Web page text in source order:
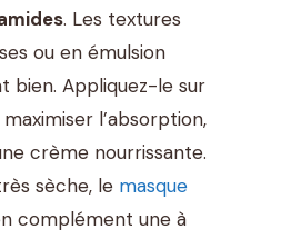
. Les textures
ou en émulsion
bien. Appliquez-le sur
l’absorption,
crème nourrissante.
sèche, le masque
complément une à